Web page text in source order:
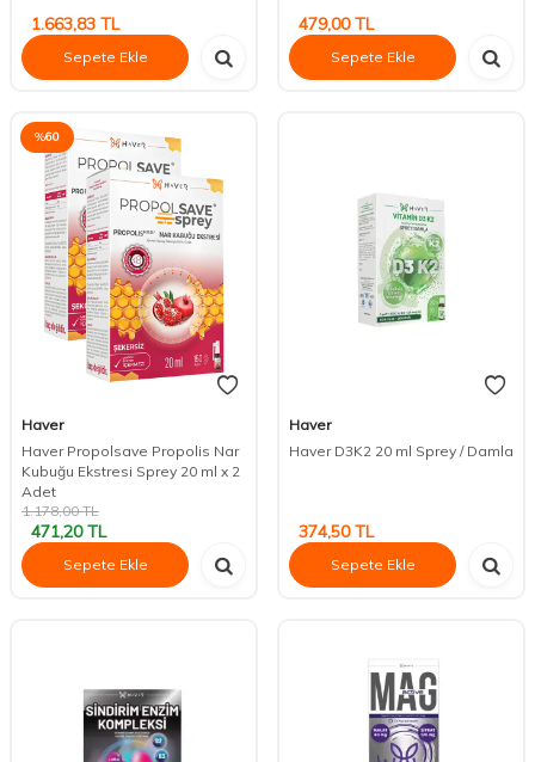
1.663,83 TL
Sepete Ekle
479,00TL
Sepete Ekle
%60
Haver
Haver Propolsave Propolis Nar
Kubuğu Ekstresi Sprey 20 ml x 2
Adet
1.178,00TL
471,20TL
Sepete Ekle
Haver
Haver D3K2 20 ml Sprey / Damla
374,50TL
Sepete Ekle